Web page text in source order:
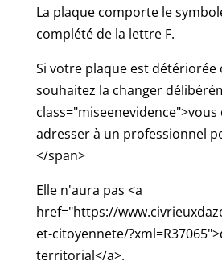
La plaque comporte le
complété de la lettre F.
Si votre plaque est détériorée
souhaitez la changer
class="miseenevidence">vous
adresser à un professionnel
</span>
Elle n'aura pas <a
href="https://
et-citoyennete/
territorial</a>.